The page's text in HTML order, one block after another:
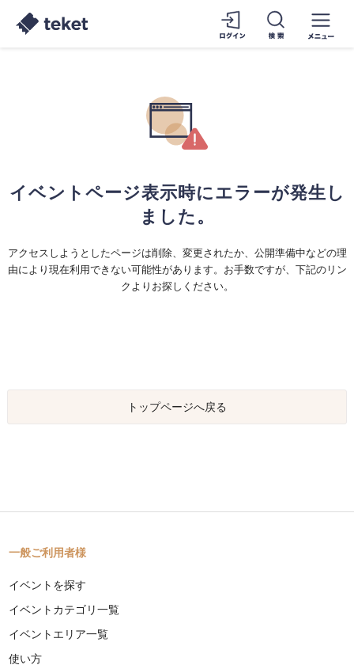
イベントページ表示時にエラーが発生し
ました。
アクセスしようとしたページは削除、変更されたか、公開準備中などの理
由により現在利用できない可能性があります。お手数ですが、下記のリン
クよりお探しください。
トップページへ戻る
一般ご利用者様
イベントを探す
イベントカテゴリ一覧
イベントエリア一覧
使い方